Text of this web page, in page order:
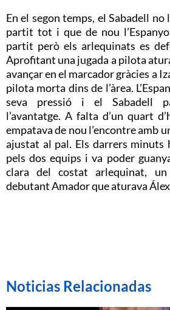
En el segon temps, el Sabadell no
partit tot i que de nou
partit però els arlequinats es
Aprofitant una jugada a pilota
avançar en el marcador gràcies a
pilota morta dins de l’àrea.
seva pressió i el Sabadell
l’avantatge. A falta d’un quart
empatava de nou l’encontre amb
ajustat al pal. Els darrers minuts
pels dos equips i va poder
clara del costat arlequinat,
debutant Amador que aturava
Noticias Relacionadas